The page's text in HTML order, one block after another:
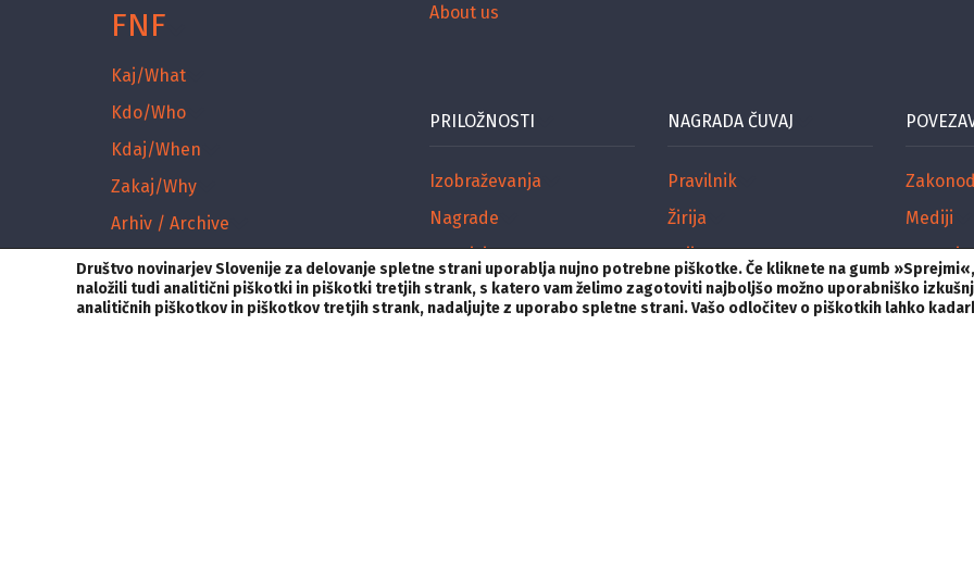
FNF
Kaj/What
Kdo/Who
Kdaj/When
Zakaj/Why
Arhiv / Archive
NČR
About us
PRILOŽNOSTI
Izobraževanja
Nagrade
Razpisi
NAGRADA ČUVAJ
Pravilnik
Žirija
Prijava
Nagrajenci
Mediji
Društvo novinarjev Slovenije za delovanje spletne strani uporablja nujno potrebne piškotke. Če kliknete na gumb »Sprejmi«,
naložili tudi analitični piškotki in piškotki tretjih strank, s katero vam želimo zagotoviti najboljšo možno uporabniško
analitičnih piškotkov in piškotkov tretjih strank, nadaljujte z uporabo spletne strani. Vašo odločitev o piškotkih lahko